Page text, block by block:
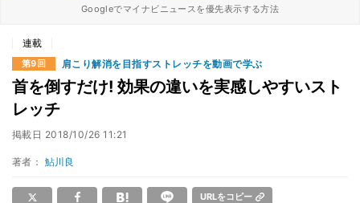
Googleでマイナビニュースを優先表示する方法
連載
第9回 肩こり解消を目指すストレッチを動画で学ぶ
首を倒すだけ! 効果の違いを実感しやすいスト
レッチ
掲載日 2018/10/26 11:21
著者： 鮎川良
URLをコピー